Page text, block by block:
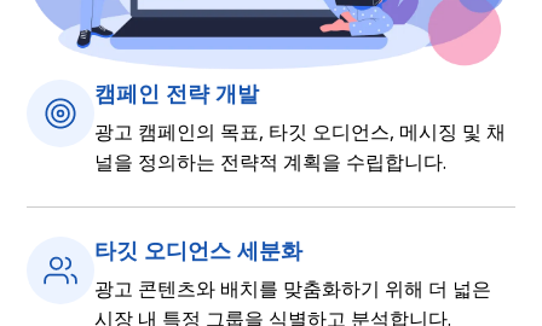
캠페인 전략 개발
광고 캠페인의 목표, 타깃 오디언스, 메시징 및 채
널을 정의하는 전략적 계획을 수립합니다.
타깃 오디언스 세분화
광고 콘텐츠와 배치를 맞춤화하기 위해 더 넓은
시장 내 특정 그룹을 식별하고 분석합니다.